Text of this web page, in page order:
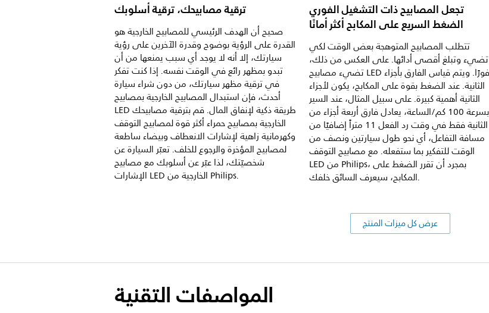
ترقية مصابيحك، ترقية أسلوبك
صحيح أن الهدف الرئيسي للمصابيح الخارجية هو
القدرة على الرؤية بوضوح وقدرة الآخرين على رؤية
سيارتك، إلا أنه لا يوجد أي سبب يمنعها من أن
تبدو بمظهر رائع في الوقت نفسه. إذا كنت تفكر
في ترقية مظهر سيارتك، من دون شراء سيارة
أحدث، فإن استبدال المصابيح الخارجية بمصابيح
LED طريقة ذكية لإنفاق المال. قم بترقية مصابيحك
الخارجية بمصابيح حمراء أكثر قوة لمصابيح التوقف
وكهرمانية زاهية لإشارات الانعطاف وبيضاء ساطعة
لمصابيح المؤخرة والرجوع للخلف. تعبّر السيارة عن
شخصيّتك، لذا عبّر عن أسلوبك مع مصابيح
الإشارات LED الخارجية من Philips.
تجعل المصابيح ذات التشغيل الفوري
الضغط السريع على المكابح أكثر أمانًا
تتطلب المصابيح المتوهجة بعض الوقت لكي
تضيء وتبلغ أقصى أدائها. على العكس من ذلك،
تضيء مصابيح LED فورًا. ويتم قياس الفارق بأجزاء
الثانية. عند الضغط بقوة على المكابح، يكون لأجزاء
الثانية أهمية كبيرة. على سبيل المثال، عند السير
بسرعة 100 كم/الساعة، يعادل فارق أربعة أجزاء من
الثانية فقط في وقت رد الفعل 11 متراً إضافيًا من
مسافة التفاعل، أي نحو طول سيارتين ونصف من
الوقت للتفكير بما ستفعله. مع مصابيح التوقف
LED من Philips، بمجرد أن تقرر الضغط على
المكابح، سيعرف السائق خلفك.
عرض كل ميزات المنتج
المواصفات التقنية